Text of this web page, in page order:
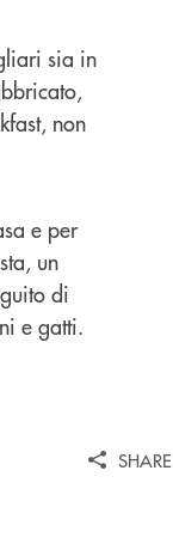
sia in
non
e per
un
di
e gatti.
SHARE